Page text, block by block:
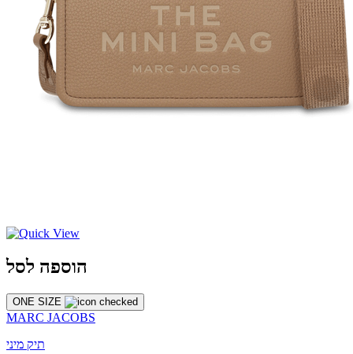
הוספה לסל
ONE SIZE
MARC JACOBS
תיק מיני